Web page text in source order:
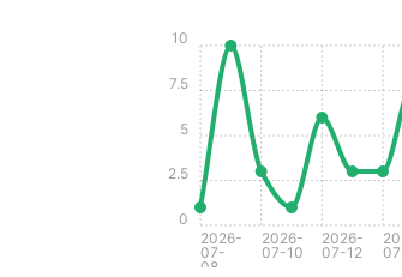
2026-
07-
08
2026-
07-10
2026-
07-12
0
2.5
5
7.5
10